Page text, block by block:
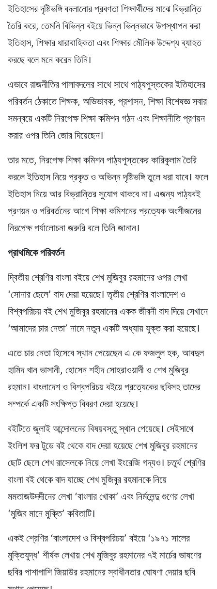
ইতিহাসের দৃষ্টিভঙ্গি বদলানোর প্রবণতা শিক্ষার্থীদের মাঝে বিভ্রান্তি
তৈরি করে, তেমনি বিভিন্ন বইয়ে ভিন্ন ভিন্নভাবে উপস্থাপন করা
ইতিহাস, শিক্ষার ধারাবাহিকতা এবং শিক্ষার মৌলিক উদ্দেশ্য ব্যাহত
করছে বলে মনে করেন তিনি।
এভাবে রাজনীতির পালাবদলের সাথে সাথে পাঠ্যপুস্তকের ইতিহাসের
পরিবর্তন ঠেকাতে শিক্ষক, অভিভাবক, প্রশাসন, শিক্ষা বিশেষজ্ঞ সবার
সমন্বয়ে একটি নিরপেক্ষ শিক্ষা কমিশন গঠন এবং শিক্ষানীতি প্রণয়ন
করার ওপর তিনি জোর দিয়েছেন।
তার মতে, নিরপেক্ষ শিক্ষা কমিশন পাঠ্যপুস্তকের কারিকুলাম তৈরি
করলে ইতিহাস নিয়ে প্রকৃত ও অভিন্ন দৃষ্টিভঙ্গি তুলে ধরা যাবে। ফলে
ইতিহাস নিয়ে আর বিভ্রান্তির সুযোগ থাকবে না। এজন্য পাঠ্যবই
প্রণয়ন ও পরিবর্তনের আগে শিক্ষা কমিশনের প্রত্যেক অংশীজনের
নিরপেক্ষ পর্যালোচনা জরুরি বলে তিনি জানান।
প্রাথমিকে পরিবর্তন
দ্বিতীয় শ্রেণির বাংলা বইয়ে শেখ মুজিবুর রহমানের ওপর লেখা
‘সোনার ছেলে’ বাদ দেয়া হয়েছে। তৃতীয় শ্রেণির বাংলাদেশ ও
বিশ্বপরিচয় বই শেখ মুজিবুর রহমানের একক জীবনী বাদ দিয়ে সেখানে
‘আমাদের চার নেতা’ নামে নতুন একটি অধ্যায় যুক্ত করা হয়েছে।
এতে চার নেতা হিসেবে স্থান পেয়েছেন এ কে ফজলুল হক, আবদুল
হামিদ খান ভাসানী, হোসেন শহীদ সোহরাওয়ার্দী ও শেখ মুজিবুর
রহমান। বাংলাদেশ ও বিশ্বপরিচয় বইয়ে প্রত্যেকের ছবিসহ তাদের
সম্পর্কে একটি সংক্ষিপ্ত বিবরণ দেয়া হয়েছে।
বইটিতে জুলাই আন্দোলনের বিষয়বস্তু স্থান পেয়েছে। সেইসাথে
ইংলিশ ফর টুডে বই থেকে বাদ দেয়া হয়েছে শেখ মুজিবুর রহমানের
ছোট ছেলে শেখ রাসেলকে নিয়ে লেখা ইংরেজি গদ্যও। চতুর্থ শ্রেণির
বাংলা বই থেকে বাদ যাচ্ছে শেখ মুজিবুর রহমানকে নিয়ে
মমতাজউদদীনের লেখা ‘বাংলার খোকা’ এবং নির্মলেন্দু গুণের লেখা
‘মুজিব মানে মুক্তি’ কবিতাটি।
একই শ্রেণির ‘বাংলাদেশ ও বিশ্বপরিচয়’ বইয়ে ‘১৯৭১ সালের
মুক্তিযুদ্ধ’ শীর্ষক লেখায় শেখ মুজিবুর রহমানের ৭ই মার্চের ভাষণের
ছবির পাশাপাশি জিয়াউর রহমানের স্বাধীনতার ঘোষণা দেয়ার ছবি